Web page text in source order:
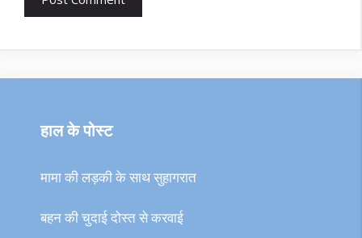
हाल के पोस्ट
मामा की लड़की के साथ सुहागरात
बहन की चुदाई दोस्त से करवाई